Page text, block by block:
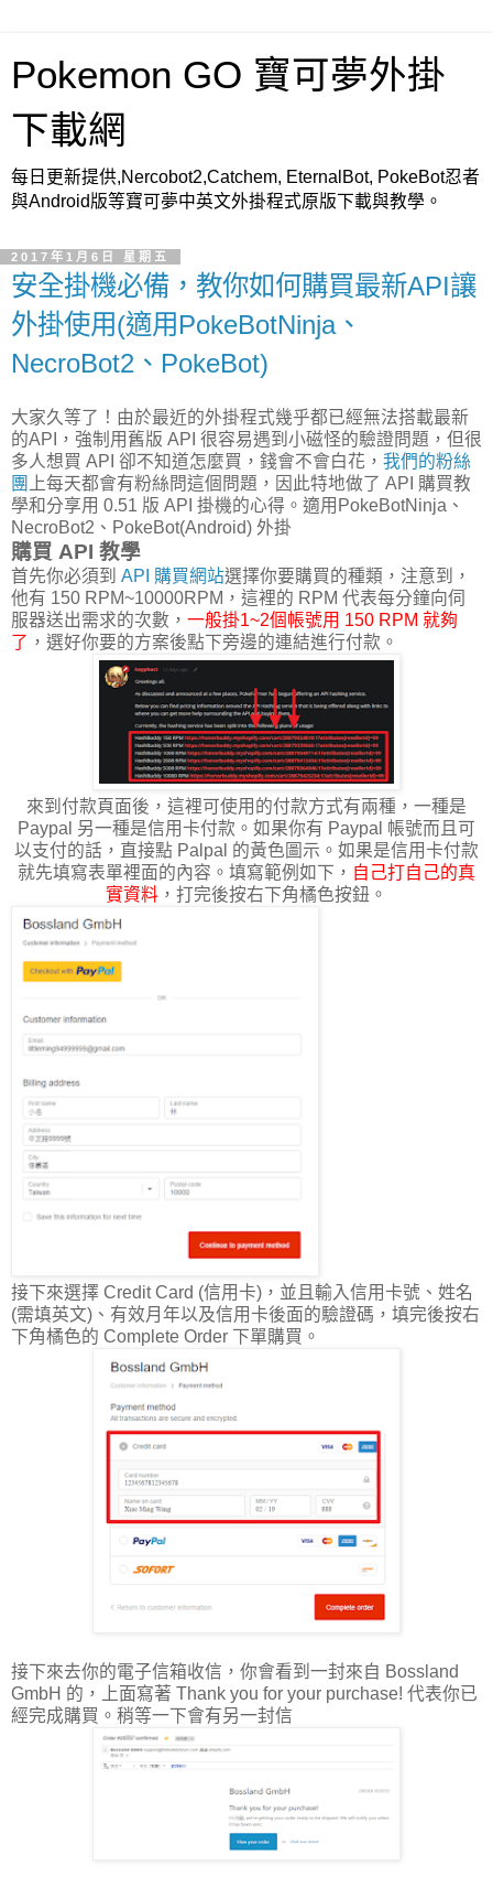
Pokemon GO 寶可夢外掛
下載網
每日更新提供,Nercobot2,Catchem, EternalBot, PokeBot忍者
與Android版等寶可夢中英文外掛程式原版下載與教學。
2017年1月6日 星期五
安全掛機必備，教你如何購買最新API讓
外掛使用(適用PokeBotNinja、
NecroBot2、PokeBot)
大家久等了！由於最近的外掛程式幾乎都已經無法搭載最新
的API，強制用舊版 API 很容易遇到小磁怪的驗證問題，但很
多人想買 API 卻不知道怎麼買，錢會不會白花， 我們的粉絲
團
上每天都會有粉絲問這個問題，因此特地做了 API 購買教
學和分享用 0.51 版 API 掛機的心得。適用PokeBotNinja、
NecroBot2、PokeBot(Android) 外掛
購買 API 教學
首先你必須到 API 購買網站選擇你要購買的種類，注意到，
他有 150 RPM~10000RPM，這裡的 RPM 代表每分鐘向伺
服器送出需求的次數， 一般掛1~2個帳號用 150 RPM 就夠
了 ，選好你要的方案後點下旁邊的連結進行付款。
來到付款頁面後，這裡可使用的付款方式有兩種，一種是
Paypal 另一種是信用卡付款。如果你有 Paypal 帳號而且可
以支付的話，直接點 Palpal 的黃色圖示。如果是信用卡付款
就先填寫表單裡面的內容。填寫範例如下， 自己打自己的真
實資料 ，打完後按右下角橘色按鈕。
接下來選擇 Credit Card (信用卡)，並且輸入信用卡號、姓名
(需填英文)、有效月年以及信用卡後面的驗證碼，填完後按右
下角橘色的 Complete Order 下單購買。
接下來去你的電子信箱收信，你會看到一封來自 Bossland
GmbH 的，上面寫著 Thank you for your purchase! 代表你已
經完成購買。稍等一下會有另一封信